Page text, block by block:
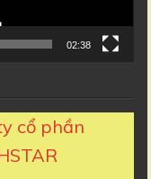
02:38
cổ phần